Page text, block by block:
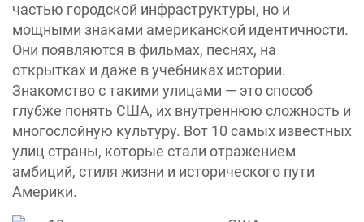
частью городской инфраструктуры, но и
мощными знаками американской идентичности.
Они появляются в фильмах, песнях, на
открытках и даже в учебниках истории.
Знакомство с такими улицами — это способ
глубже понять США, их внутреннюю сложность и
многослойную культуру. Вот 10 самых известных
улиц страны, которые стали отражением
амбиций, стиля жизни и исторического пути
Америки.